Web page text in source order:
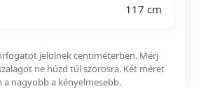
117 cm
jelölnek centiméterben. Mérj
ne húzd túl szorosra. Két méret
nagyobb a kényelmesebb.